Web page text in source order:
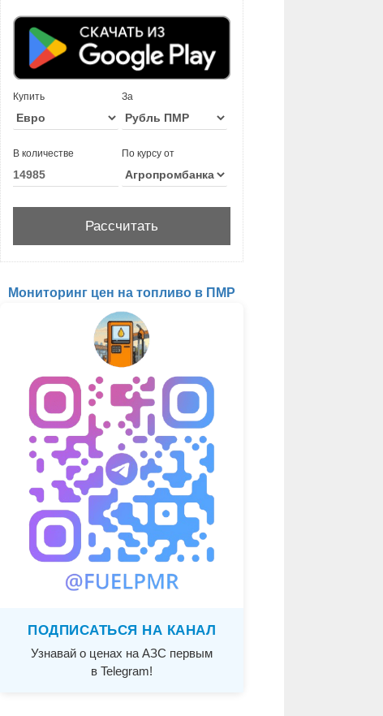
Купить За
В количестве По курсу от
Мониторинг цен на топливо в ПМР
ПОДПИСАТЬСЯ НА КАНАЛ
Узнавай о ценах на АЗС первым
в Telegram!